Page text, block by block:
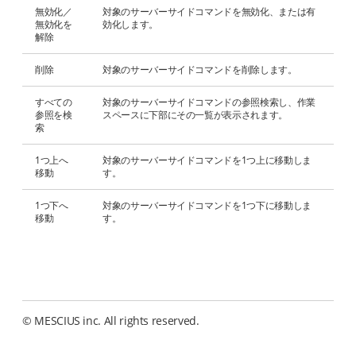
無効化／
無効化を
解除
対象のサーバーサイドコマンドを無効化、または有
効化します。
削除 対象のサーバーサイドコマンドを削除します。
すべての
参照を検
索
対象のサーバーサイドコマンドの参照検索し、作業
スペースに下部にその一覧が表示されます。
1つ上へ
移動
対象のサーバーサイドコマンドを1つ上に移動しま
す。
1つ下へ
移動
対象のサーバーサイドコマンドを1つ下に移動しま
す。
© MESCIUS inc. All rights reserved.